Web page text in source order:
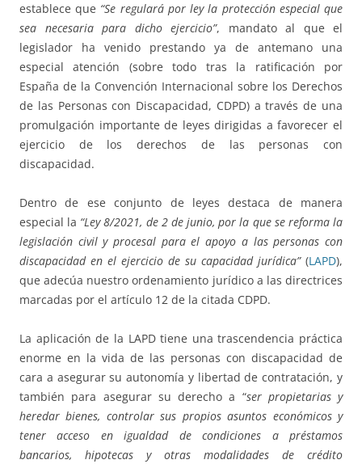
establece que “Se regulará por ley la protección especial que
sea necesaria para dicho ejercicio”, mandato al que el
legislador ha venido prestando ya de antemano una
especial atención (sobre todo tras la ratificación por
España de la Convención Internacional sobre los Derechos
de las Personas con Discapacidad, CDPD) a través de una
promulgación importante de leyes dirigidas a favorecer el
ejercicio de los derechos de las personas con
discapacidad.
Dentro de ese conjunto de leyes destaca de manera
especial la “Ley 8/2021, de 2 de junio, por la que se reforma la
legislación civil y procesal para el apoyo a las personas con
discapacidad en el ejercicio de su capacidad jurídica” (LAPD),
que adecúa nuestro ordenamiento jurídico a las directrices
marcadas por el artículo 12 de la citada CDPD.
La aplicación de la LAPD tiene una trascendencia práctica
enorme en la vida de las personas con discapacidad de
cara a asegurar su autonomía y libertad de contratación, y
también para asegurar su derecho a “ser propietarias y
heredar bienes, controlar sus propios asuntos económicos y
tener acceso en igualdad de condiciones a préstamos
bancarios, hipotecas y otras modalidades de crédito